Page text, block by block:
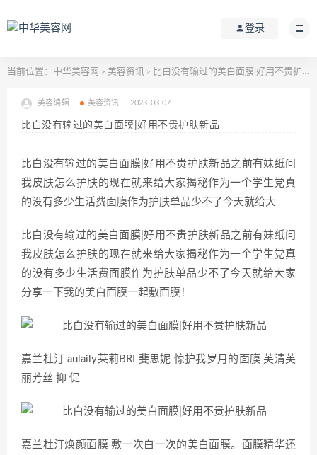
登录
当前位置： 中华美容网 > 美容资讯 > 比白没有输过的美白面膜|好用不贵护肤新品
美容编辑 美容资讯 2023-03-07
比白没有输过的美白面膜|好用不贵护肤新品
比白没有输过的美白面膜|好用不贵护肤新品之前有妹纸问
我皮肤怎么护肤的现在就来给大家揭秘作为一个学生党真
的没有多少生活费面膜作为护肤单品少不了今天就给大
比白没有输过的美白面膜|好用不贵护肤新品之前有妹纸问
我皮肤怎么护肤的现在就来给大家揭秘作为一个学生党真
的没有多少生活费面膜作为护肤单品少不了今天就给大家
分享一下我的美白面膜一起敷面膜！
嘉兰杜汀 aulaily莱莉BRI 斐思妮 惊护我岁月的面膜 芙清芙
丽芳丝 抑 促
嘉兰杜汀焕颜面膜 敷一次白一次的美白面膜。面膜精华还